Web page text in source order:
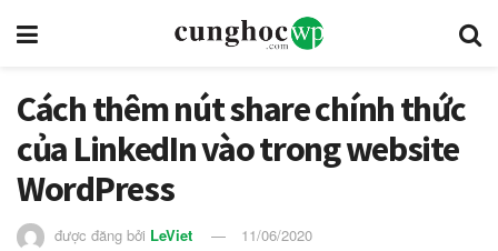
Cách thêm nút share chính thức
của LinkedIn vào trong website
WordPress
được đăng bởi LeViet 11/06/2020